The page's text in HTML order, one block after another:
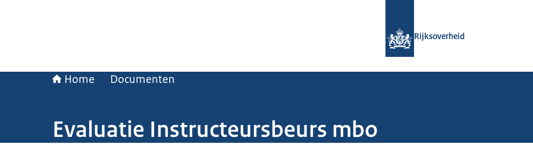
Rijksoverheid
Home Documenten
Evaluatie Instructeursbeurs mbo